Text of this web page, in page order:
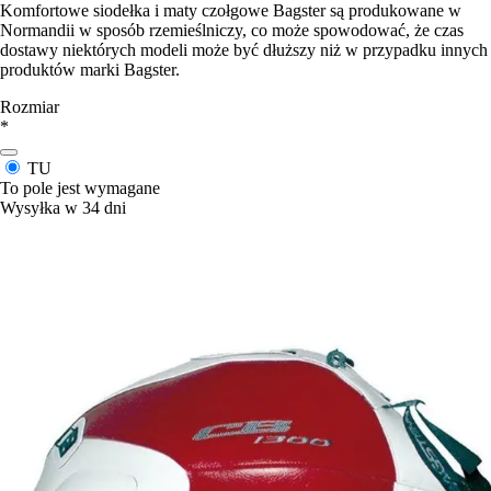
Komfortowe siodełka i maty czołgowe Bagster są produkowane w
Normandii w sposób rzemieślniczy, co może spowodować, że czas
dostawy niektórych modeli może być dłuższy niż w przypadku innych
produktów marki Bagster.
Rozmiar
*
TU
To pole jest wymagane
Wysyłka w 34 dni